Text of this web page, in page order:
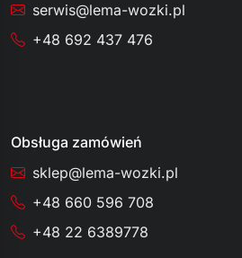
serwis@lema-wozki.pl
+48 692 437 476
Obsługa zamówień
sklep@lema-wozki.pl
+48 660 596 708
+48 22 6389778